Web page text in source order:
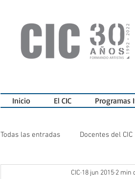
Inicio El CIC Programas
Todas las entradas Docentes del CIC
Ediciones del CIC Charlas
CIC 18 jun 2015 2 min